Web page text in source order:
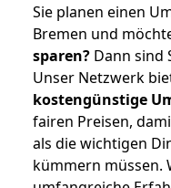
Sie planen einen
Bremen und
sparen? Dann sind
Unser Netzwerk
kostengünstige
fairen Preisen,
als die wichtigen
kümmern müssen.